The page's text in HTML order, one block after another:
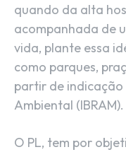
quando da alta
acompanhada de
vida, plante essa
como parques,
partir de
Ambiental (IBRAM).
O PL, tem por